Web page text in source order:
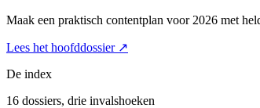
Maak een praktisch contentplan voor 2026 met
Lees het hoofddossier ↗
De index
16 dossiers, drie invalshoeken